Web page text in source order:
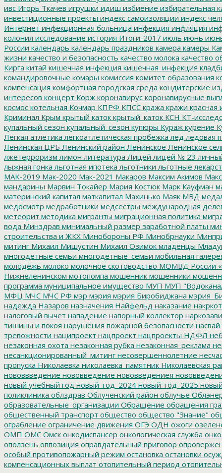
ивс Игорь Ткачев игрушки идиш избиение избирательная
инвестиционные проекты индекс самоизоляции индекс
Интернет инфекционная больница инфекция инфляция
колония исследование история Итоги-2017 июль июнь
России календарь календарь праздников камера камеры
жизни качество и безопасность качество молока качество
Кирга китай кишечная инфекция кишечная_инфекция
командировочные комары комиссия комитет образования
компенсация комфортная городская среда кондитерские
интересов концерт Корж коронавирус коронавирусные
космос котельная Кочмар КПРФ КПСС кража кражи красная
Криминал Крым крытый каток крытый_каток КСН КТ-
купальный сезон купальный_сезон купюры Кураж курение
Легкая атлетика легкоатлетическая пробежка лед ледовая
Ленинская ЦРБ Ленинский район Ленинское Ленинское
лжетерроризм лимон литература Лицей лицей № 23
лыжная гонка льготная ипотека льготники льготные
МАК-2019 Мак-2020 Мак-2021 Макаров Максим Акимов
мандарины Марвин Токайер Мария Костюк Марк Кауфман
материнский капитал маткапитал Махинько Маяк МВД
медосмотр медработники медсестры международная
метеорит методика мигранты миграционная политика
вода Минздрав минимальный размер заработной платы
строительства и ЖКХ Минобороны РФ Минобрнауки
митинг Михаил Мишустин Михаил Озимок младенцы
многодетные семьи многодетные_семьи мобильная
молодежь молоко молочное скотоводство МОМВД России
Нижнеленинском мотопомпа мошенник мошенники
программа муниципальное имущество МУП МУП
МФЦ МЧС МЧС РФ мэр мэрия мэрия Биробиджана
надежда Назаров назначения Найфельд наказание
налоговый вычет нападение напорный коллектор
тишины и покоя нарушения пожарной безопасности насвай
тревожности наципроект нацпроект нацпроекты НДФЛ
незаконная охота незаконная рубка незаконная_реклама
несанкционированный_митинг несовершеннолетние
пропуска Николаевка николаевка_памятник Николаевская
нововвведение нововведение нововведениея
новый учебный год новый_год_2024 новый_год_2025
поликлиника облздрав Облученский район облучье
образовательные_организации Обращение обращения
общественный транспорт общество общество "Знание"
ограбление ограничение движения ОГЭ ОДН ожоги
ОМП ОМС Омск онкодиспансер онкологическая служба
оползень оппозиция оправдательный приговор
особый противопожарный режим остановка остановки
компенсационных выплат отопительный период